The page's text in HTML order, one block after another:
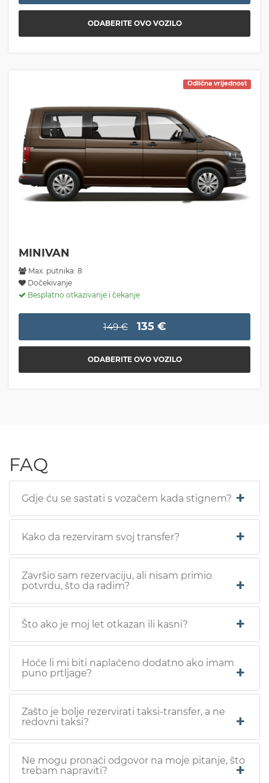
ODABERITE OVO VOZILO
Odlična vrijednost
MINIVAN
Max. putnika: 8
Dočekivanje
Besplatno otkazivanje i čekanje
149 € 135 €
ODABERITE OVO VOZILO
FAQ
Gdje ću se sastati s vozačem kada stignem?
Kako da rezerviram svoj transfer?
Završio sam rezervaciju, ali nisam primio
potvrdu, što da radim?
Što ako je moj let otkazan ili kasni?
Hoće li mi biti naplaćeno dodatno ako imam
puno prtljage?
Zašto je bolje rezervirati taksi-transfer, a ne
redovni taksi?
Ne mogu pronaći odgovor na moje pitanje, što
trebam napraviti?